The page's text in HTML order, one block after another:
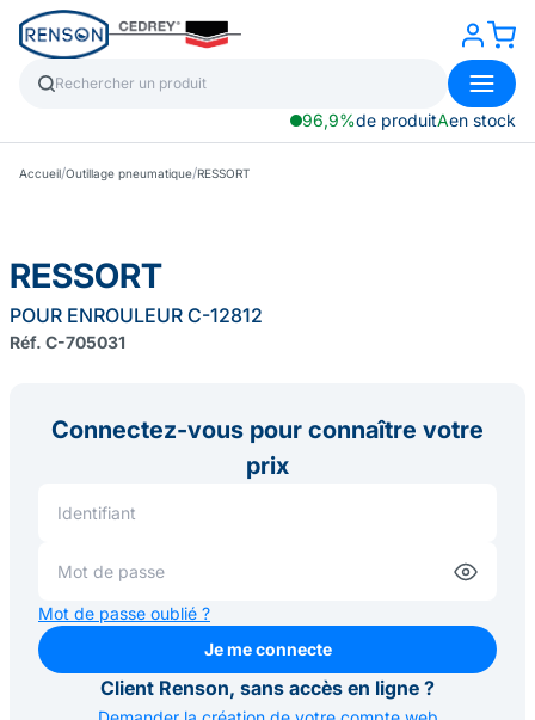
96,9%de produitAen stock
Accueil/Outillage pneumatique/RESSORT
RESSORT
POUR ENROULEUR C-12812
Réf. C-705031
Connectez-vous pour connaître votre
prix
Mot de passe oublié ?
Je me connecte
Je me connecte
Client Renson, sans accès en ligne ?